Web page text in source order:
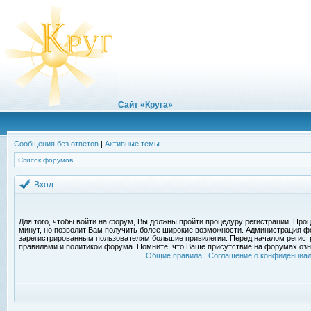
Сайт «Круга»
Сообщения без ответов | Активные темы
Список форумов
Вход
Для того, чтобы войти на форум, Вы должны пройти процедуру регистрации.
минут, но позволит Вам получить более широкие возможности. Администрация
зарегистрированным пользователям большие привилегии. Перед началом
правилами и политикой форума. Помните, что Ваше присутствие на форумах
Общие правила| Соглашение о